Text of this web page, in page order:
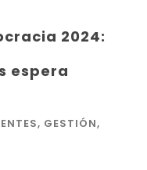
2024:
espera
, GESTIÓN,